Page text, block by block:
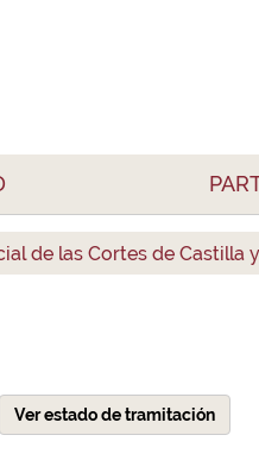
de las Cortes de Castilla
Ver estado de tramitación